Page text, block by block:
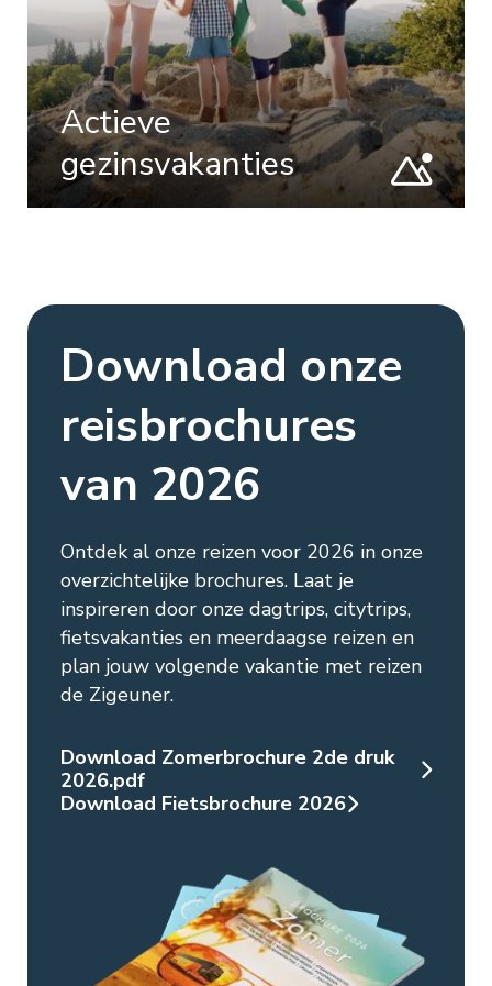
Actieve
gezinsvakanties
Download onze
reisbrochures
van 2026
Ontdek al onze reizen voor 2026 in onze
overzichtelijke brochures. Laat je
inspireren door onze dagtrips, citytrips,
fietsvakanties en meerdaagse reizen en
plan jouw volgende vakantie met reizen
de Zigeuner.
Download Zomerbrochure 2de druk
2026.pdf
Download Fietsbrochure 2026